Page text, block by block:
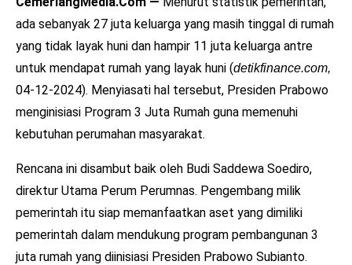
ada sebanyak 27 juta keluarga yang masih tinggal di rumah
yang tidak layak huni dan hampir 11 juta keluarga antre
untuk mendapat rumah yang layak huni (detikfinance.com,
04-12-2024). Menyiasati hal tersebut, Presiden Prabowo
menginisiasi Program 3 Juta Rumah guna memenuhi
kebutuhan perumahan masyarakat.
Rencana ini disambut baik oleh Budi Saddewa Soediro,
direktur Utama Perum Perumnas. Pengembang milik
pemerintah itu siap memanfaatkan aset yang dimiliki
pemerintah dalam mendukung program pembangunan 3
juta rumah yang diinisiasi Presiden Prabowo Subianto.